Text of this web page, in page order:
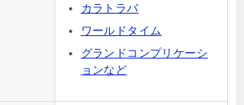
カラトラバ
ワールドタイム
グランドコンプリケーシ
ョンなど